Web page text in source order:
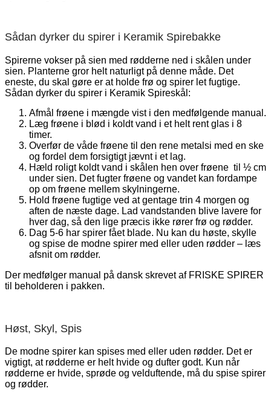
Sådan dyrker du spirer i Keramik Spirebakke
Spirerne vokser på sien med rødderne ned i skålen under
sien. Planterne gror helt naturligt på denne måde. Det
eneste, du skal gøre er at holde frø og spirer let fugtige.
Sådan dyrker du spirer i Keramik Spireskål:
Afmål frøene i mængde vist i den medfølgende manual.
Læg frøene i blød i koldt vand i et helt rent glas i 8
timer.
Overfør de våde frøene til den rene metalsi med en ske
og fordel dem forsigtigt jævnt i et lag.
Hæld roligt koldt vand i skålen hen over frøene til ½ cm
under sien. Det fugter frøene og vandet kan fordampe
op om frøene mellem skylningerne.
Hold frøene fugtige ved at gentage trin 4 morgen og
aften de næste dage. Lad vandstanden blive lavere for
hver dag, så den lige præcis ikke rører frø og rødder.
Dag 5-6 har spirer fået blade. Nu kan du høste, skylle
og spise de modne spirer med eller uden rødder – læs
afsnit om rødder.
Der medfølger manual på dansk skrevet af FRISKE SPIRER
til beholderen i pakken.
Høst, Skyl, Spis
De modne spirer kan spises med eller uden rødder. Det er
vigtigt, at rødderne er helt hvide og dufter godt. Kun når
rødderne er hvide, sprøde og velduftende, må du spise spirer
og rødder.